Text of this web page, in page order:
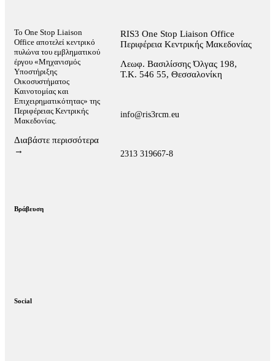
Το One Stop Liaison
Office αποτελεί κεντρικό
πυλώνα του εμβληματικού
έργου «Μηχανισμός
Υποστήριξης
Οικοσυστήματος
Καινοτομίας και
Επιχειρηματικότητας» της
Περιφέρειας Κεντρικής
Μακεδονίας.
Διαβάστε περισσότερα
→
Βράβευση
RIS3 One Stop Liaison Office
Περιφέρεια Κεντρικής Μακεδονίας
Λεωφ. Βασιλίσσης Όλγας 198,
Τ.Κ. 546 55, Θεσσαλονίκη
info@ris3rcm.eu
2313 319667-8
Social